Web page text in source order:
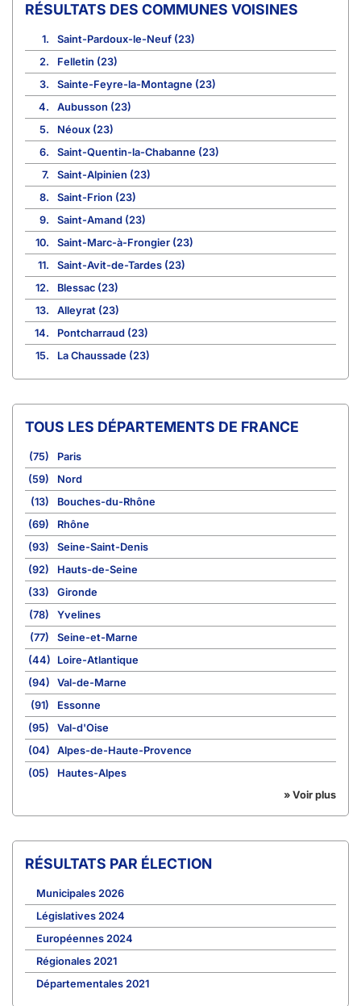
COMMUNES VOISINES
1.
Saint-Pardoux-le-Neuf (23)
2.
Felletin (23)
3.
Sainte-Feyre-la-Montagne (23)
4.
Aubusson (23)
5.
Néoux (23)
6.
Saint-Quentin-la-Chabanne (23)
7.
Saint-Alpinien (23)
8.
Saint-Frion (23)
9.
Saint-Amand (23)
10.
Saint-Marc-à-Frongier (23)
11.
Saint-Avit-de-Tardes (23)
12.
Blessac (23)
13.
Alleyrat (23)
14.
Pontcharraud (23)
15.
La Chaussade (23)
TOUS LES DÉPARTEMENTS DE FRANCE
(75)
Paris
(59)
Nord
(13)
Bouches-du-Rhône
(69)
Rhône
(93)
Seine-Saint-Denis
(92)
Hauts-de-Seine
(33)
Gironde
(78)
Yvelines
(77)
Seine-et-Marne
(44)
Loire-Atlantique
(94)
Val-de-Marne
(91)
Essonne
(95)
Val-d'Oise
(04)
Alpes-de-Haute-Provence
(05)
Hautes-Alpes
» Voir plus
RÉSULTATS PAR ÉLECTION
Municipales 2026
Législatives 2024
Européennes 2024
Régionales 2021
Départementales 2021